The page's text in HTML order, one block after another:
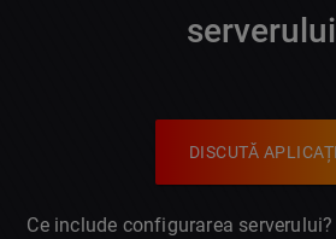
DISCUTĂ
Ce include configurarea serverului?